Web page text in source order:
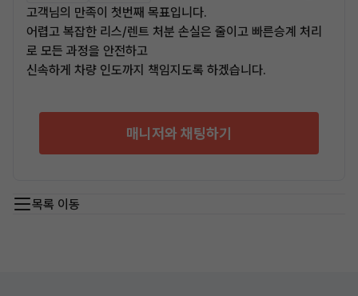
고객님의 만족이 첫번째 목표입니다.
어렵고 복잡한 리스/렌트 처분 손실은 줄이고 빠른승계 처리
로 모든 과정을 안전하고
신속하게 차량 인도까지 책임지도록 하겠습니다.
매니저와 채팅하기
목록 이동